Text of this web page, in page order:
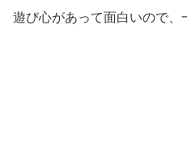
遊び心があって面白いので、